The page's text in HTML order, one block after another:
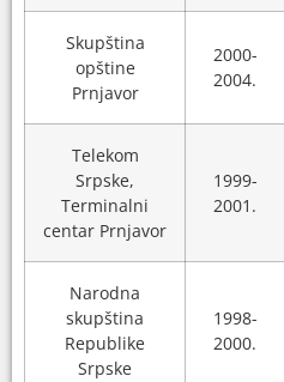
Skupština
opštine
Prnjavor
2000-
2004.
Telekom
Srpske,
Terminalni
centar Prnjavor
1999-
2001.
Narodna
skupština
Republike
Srpske
1998-
2000.